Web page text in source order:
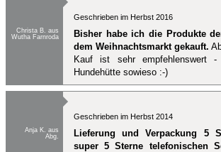
Christa B. aus
Wutha Farnroda
Geschrieben im Herbst 2016
Bisher habe ich die Produkte
dem Weihnachtsmarkt gekauft.
Kauf ist sehr empfehlenswert
Hundehütte sowieso :-)
Anja K. aus
Abg.
Geschrieben im Herbst 2014
Lieferung und Verpackung 5
super 5 Sterne telefonischen